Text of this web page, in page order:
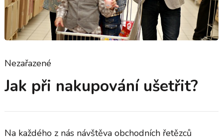
Nezařazené
Jak při nakupování ušetřit?
Na každého z nás návštěva obchodních řetězců